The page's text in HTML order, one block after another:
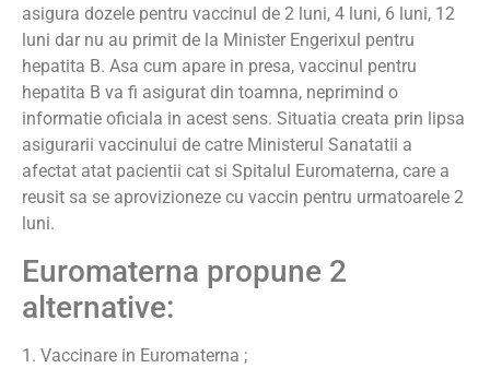
asigura dozele pentru vaccinul de 2 luni, 4 luni, 6 luni, 12
luni dar nu au primit de la Minister Engerixul pentru
hepatita B. Asa cum apare in presa, vaccinul pentru
hepatita B va fi asigurat din toamna, neprimind o
informatie oficiala in acest sens. Situatia creata prin lipsa
asigurarii vaccinului de catre Ministerul Sanatatii a
afectat atat pacientii cat si Spitalul Euromaterna, care a
reusit sa se aprovizioneze cu vaccin pentru urmatoarele 2
luni.
Euromaterna propune 2
alternative:
1. Vaccinare in Euromaterna ;